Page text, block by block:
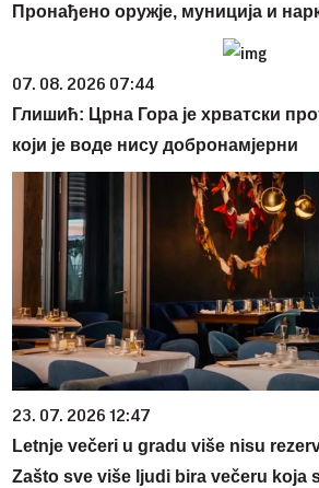
Пронађено оружје, муниција и
07. 08. 2026 07:44
Глишић: Црна Гора је хрватски
који је воде нису добронамјерни
23. 07. 2026 12:47
Letnje večeri u gradu više nisu
Zašto sve više ljudi bira večeru koja